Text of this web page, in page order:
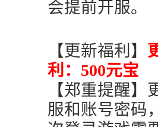
会提前开服。
【更新福利】
利：500元宝
【郑重提醒
服和账号密码